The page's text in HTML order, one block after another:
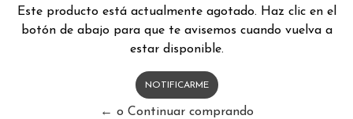
Este producto está actualmente agotado. Haz clic en el
botón de abajo para que te avisemos cuando vuelva a
estar disponible.
NOTIFICARME
← o Continuar comprando